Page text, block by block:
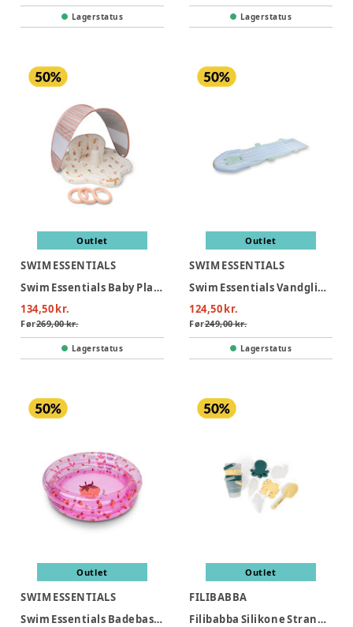
Lagerstatus Lagerstatus
Outlet
SWIM ESSENTIALS
Swim Essentials Baby Plaskestol Med Skygge - Mermaid Bubbles
134,50 kr.
Før269,00 kr.
Lagerstatus
Outlet
SWIM ESSENTIALS
Swim Essentials Vandglidebane 550 cm - Crocodile
124,50 kr.
Før249,00 kr.
Lagerstatus
Outlet
SWIM ESSENTIALS
Swim Essentials Badebassin 60 cm - Strawberry Fields
Outlet
FILIBABBA
Filibabba Silikone Strandsæt - Konfetti